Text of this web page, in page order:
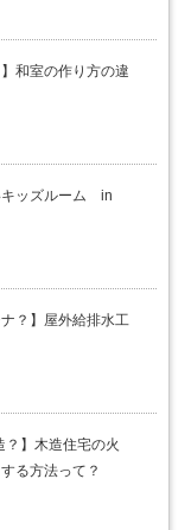
】和室の作り方の違
キッズルーム in
ナ？】屋外給排水工
？】木造住宅の火
る方法って？